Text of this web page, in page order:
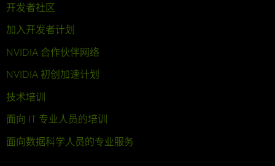
开发者社区
加入开发者计划
NVIDIA 合作伙伴网络
NVIDIA 初创加速计划
技术培训
面向 IT 专业人员的培训
面向数据科学人员的专业服务